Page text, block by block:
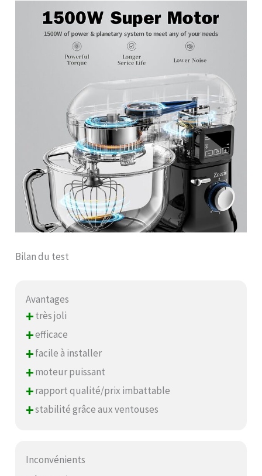
Bilan du test
Avantages
+très joli
+efficace
+facile à installer
+moteur puissant
+rapport qualité/prix imbattable
+stabilité grâce aux ventouses
Inconvénients